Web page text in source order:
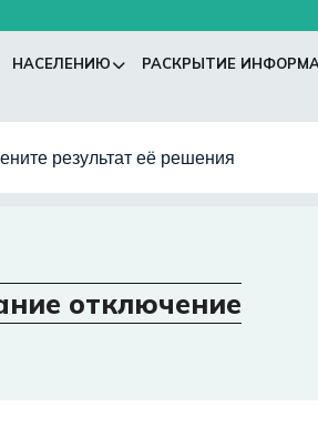
НАСЕЛЕНИЮ РАСКРЫТИЕ
результат её решения
отключение